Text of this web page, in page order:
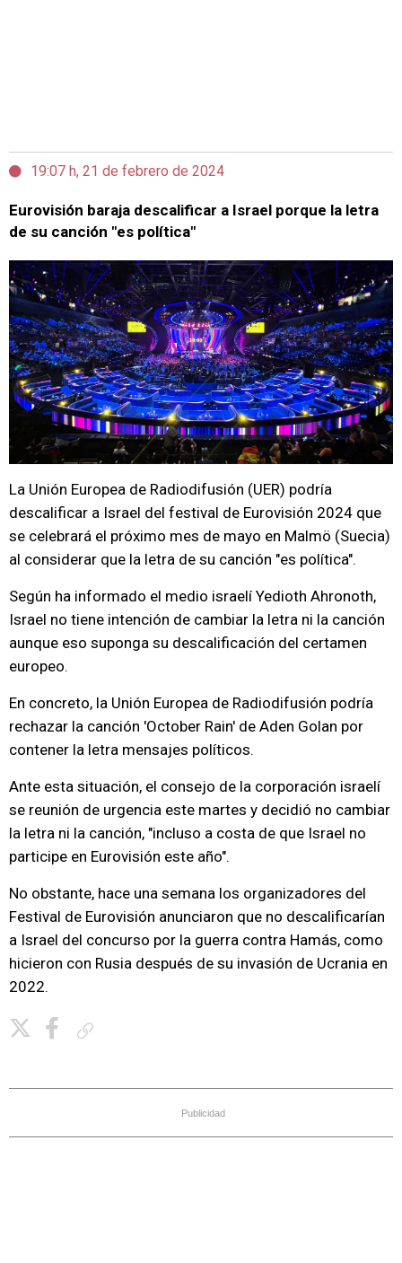
19:07 h, 21 de febrero de 2024
Eurovisión baraja descalificar a Israel porque la letra
de su canción "es política"
La Unión Europea de Radiodifusión (UER) podría
descalificar a Israel del festival de Eurovisión 2024 que
se celebrará el próximo mes de mayo en Malmö (Suecia)
al considerar que la letra de su canción "es política".
Según ha informado el medio israelí Yedioth Ahronoth,
Israel no tiene intención de cambiar la letra ni la canción
aunque eso suponga su descalificación del certamen
europeo.
En concreto, la Unión Europea de Radiodifusión podría
rechazar la canción 'October Rain' de Aden Golan por
contener la letra mensajes políticos.
Ante esta situación, el consejo de la corporación israelí
se reunión de urgencia este martes y decidió no cambiar
la letra ni la canción, "incluso a costa de que Israel no
participe en Eurovisión este año".
No obstante, hace una semana los organizadores del
Festival de Eurovisión anunciaron que no descalificarían
a Israel del concurso por la guerra contra Hamás, como
hicieron con Rusia después de su invasión de Ucrania en
2022.
Publicidad